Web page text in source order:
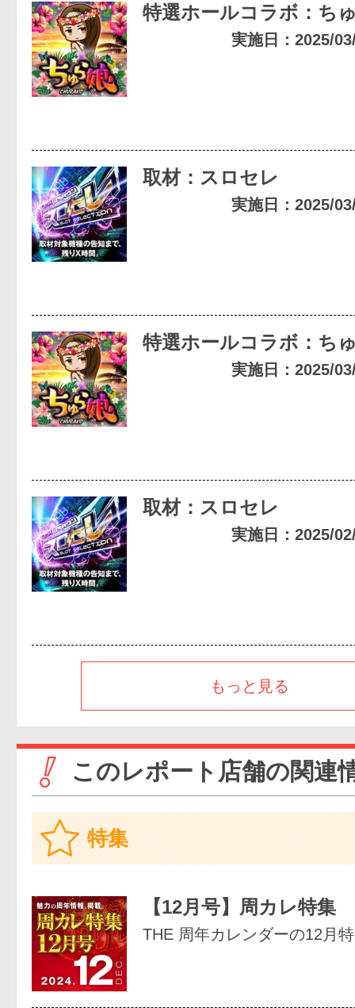
特選ホールコラボ：ち
実施日：2025/
取材：スロセレ
実施日：2025/
特選ホールコラボ：ち
実施日：2025/
取材：スロセレ
実施日：2025/
もっと見る
このレポート店舗の関連
特集
【12月号】周カレ特集
THE 周年カレンダーの12月